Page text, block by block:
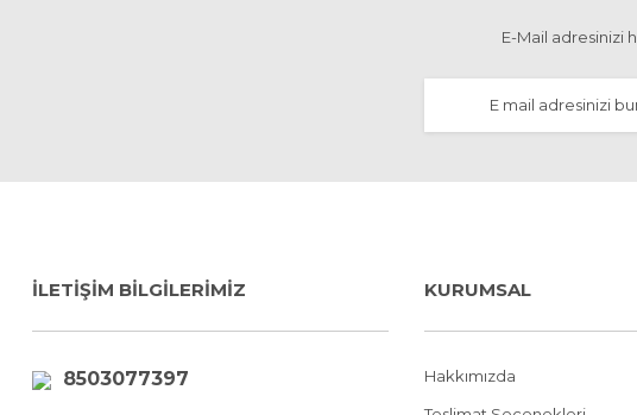
E-Mail adresinizi
İLETİŞİM BİLGİLERİMİZ
8503077397
KURUMSAL
Hakkımızda